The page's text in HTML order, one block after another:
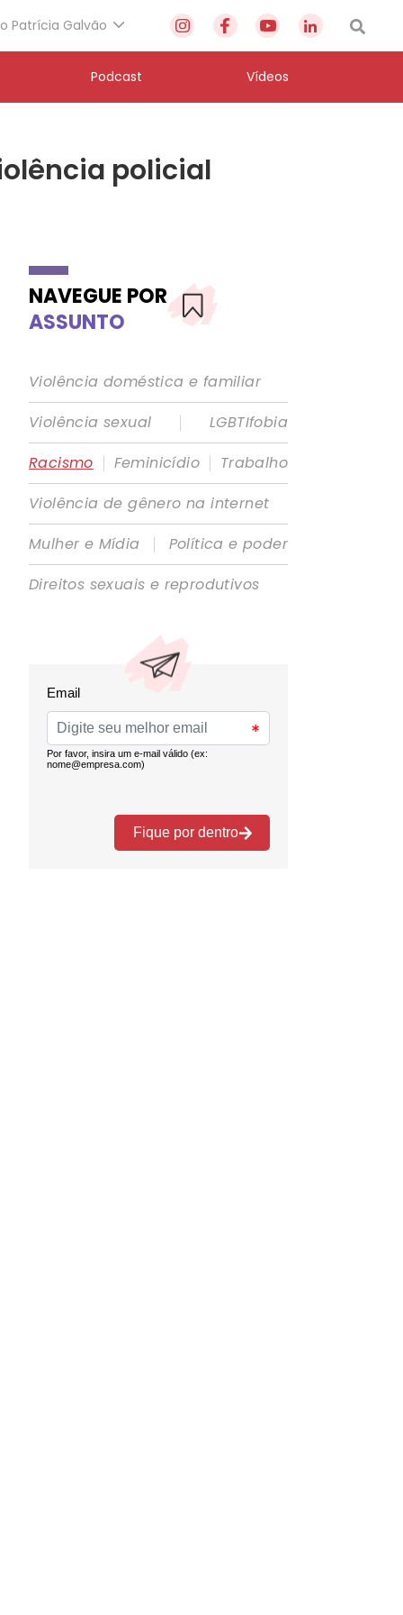
Patrícia Galvão
Podcast Vídeos
policial
NAVEGUE POR
ASSUNTO
Violência doméstica e familiar
Violência sexual
|
LGBTIfobia
Racismo | Feminicídio | Trabalho
Violência de gênero na internet
Mulher e Mídia
|
Política e poder
Direitos sexuais e reprodutivos